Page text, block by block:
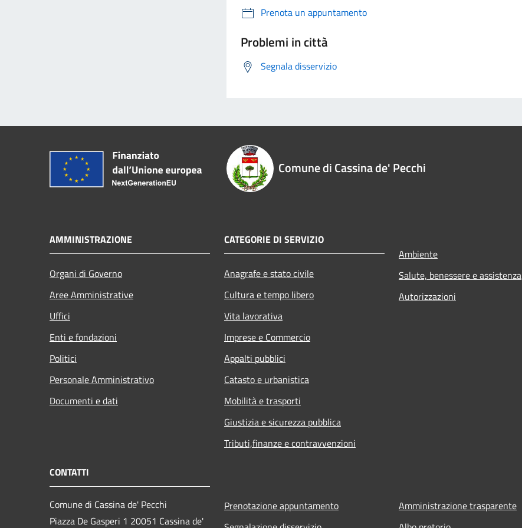
Prenota un appuntamento
Problemi in città
Segnala disservizio
Comune di Cassina de' Pecchi
AMMINISTRAZIONE
Organi di Governo
Aree Amministrative
Uffici
Enti e fondazioni
Politici
Personale Amministrativo
Documenti e dati
CATEGORIE DI SERVIZIO
Anagrafe e stato civile
Cultura e tempo libero
Vita lavorativa
Imprese e Commercio
Appalti pubblici
Catasto e urbanistica
Mobilità e trasporti
Giustizia e sicurezza pubblica
Tributi,finanze e contravvenzioni
Ambiente
Salute, benessere e assistenza
Autorizzazioni
CONTATTI
Comune di Cassina de' Pecchi
Piazza De Gasperi 1 20051 Cassina de'
Prenotazione appuntamento
Amministrazione trasparente